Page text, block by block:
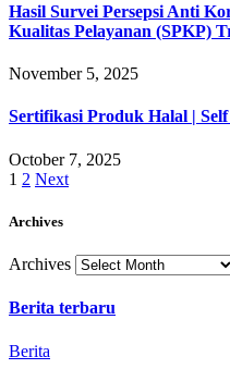
Hasil Survei Persepsi Anti
Kualitas Pelayanan (SPKP)
November 5, 2025
Sertifikasi Produk Halal |
October 7, 2025
1 2 Next
Archives
Archives
Berita terbaru
Berita